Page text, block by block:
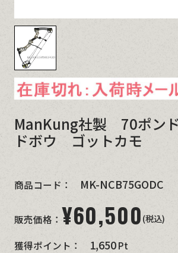
ManKung社製 70ポン
ドボウ ゴットカモ
商品コード： MK-NCB75GODC
販売価格： ¥60,500(税込)
獲得ポイント： 1,650Pt